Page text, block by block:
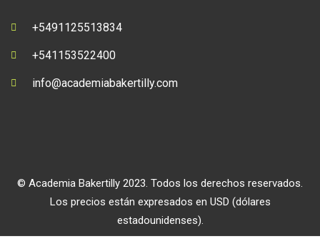
+5491125513834
+541153522400
info@academiabakertilly.com
© Academia Bakertilly 2023. Todos los derechos reservados.
Los precios están expresados en USD (dólares
estadounidenses).